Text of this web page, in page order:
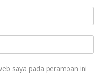
saya pada peramban ini